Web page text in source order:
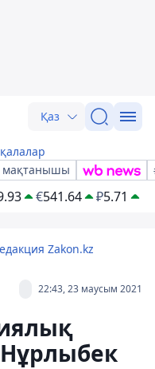
Қаз
мақтанышы
€541.64 ₽5.71
Zakon.kz
22:43, 23 маусым 2021